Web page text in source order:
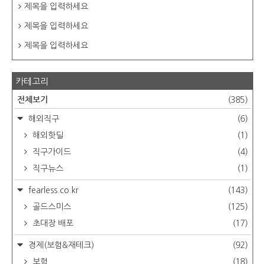
제목을 입력하세요
제목을 입력하세요
제목을 입력하세요
카테고리
전체보기 (385)
해외직구
(6)
해외핫딜
(1)
직구가이드
(4)
직구뉴스
(1)
fearless.co.kr
(143)
골드스미스
(125)
초대장 배포
(17)
경제(보험&재테크)
(92)
보험
(18)